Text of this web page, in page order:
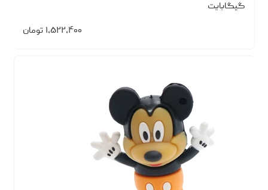
گیگابایت
۱،۵۲۲،۴۰۰ تومان